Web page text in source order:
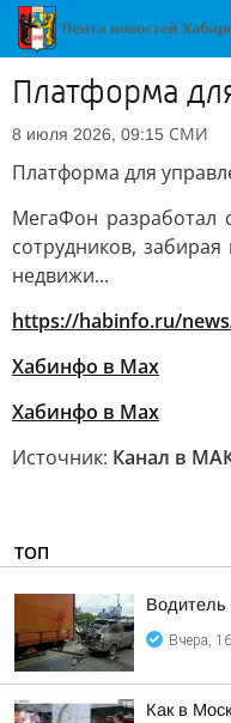
Платформа
8 июля 2026, 09:15 СМИ
Платформа для
МегаФон разработал
сотрудников,
недвижи...
https://habinfo.ru/
Хабинфо в Мах
Хабинфо в Мах
Источник: Канал в
ТОП
Водитель
Вчера,
Как в